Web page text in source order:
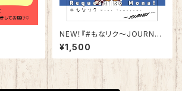
NEW！『#もなリク〜JOURNE
Y〜』CDR
¥1,500